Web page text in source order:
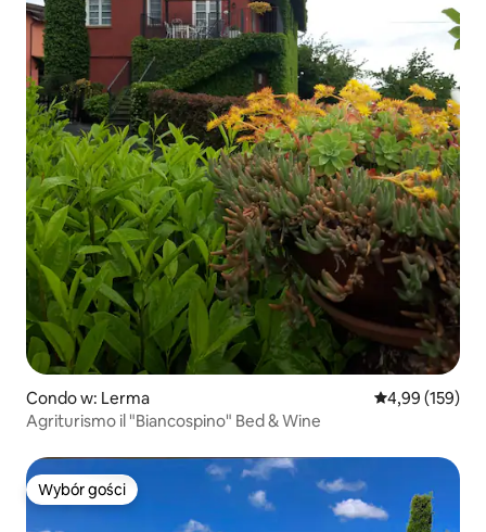
Condo w: Lerma Średnia
4,99 (159)
Agriturismo il "Biancospino" Bed & Wine
Wybór gości
Wybór gości